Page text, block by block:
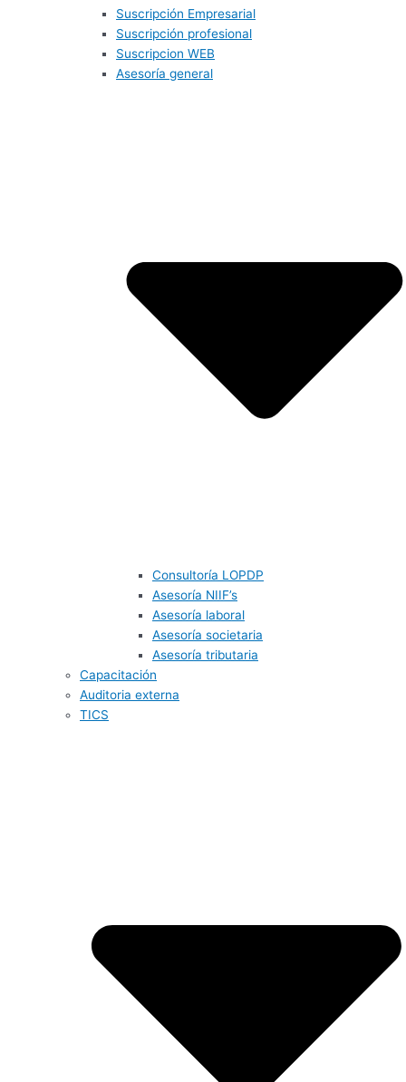
Suscripción Empresarial
Suscripción profesional
Suscripcion WEB
Asesoría general
Consultoría LOPDP
Asesoría NIIF’s
Asesoría laboral
Asesoría societaria
Asesoría tributaria
Capacitación
Auditoria externa
TICS